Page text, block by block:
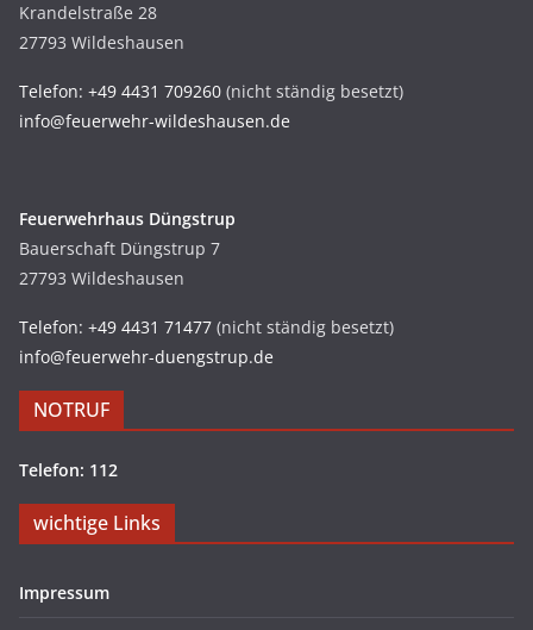
Krandelstraße 28
27793 Wildeshausen
Telefon: +49 4431 709260 (nicht ständig besetzt)
info@feuerwehr-wildeshausen.de
Feuerwehrhaus Düngstrup
Bauerschaft Düngstrup 7
27793 Wildeshausen
Telefon: +49 4431 71477 (nicht ständig besetzt)
info@feuerwehr-duengstrup.de
NOTRUF
Telefon: 112
wichtige Links
Impressum